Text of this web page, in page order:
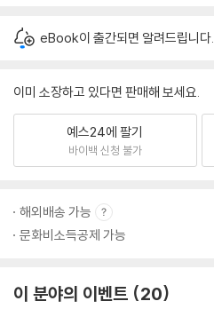
eBook이 출간되면 알려드립니다.
이미 소장하고 있다면 판매해 보세요.
예스24에 팔기
바이백 신청 불가
해외배송 가능
문화비소득공제 가능
이 분야의 이벤트 20